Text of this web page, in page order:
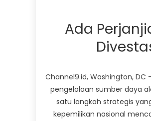
Ada
Channel9.id, Washington,
pengelolaan sumber daya
satu langkah strategis
kepemilikan nasional